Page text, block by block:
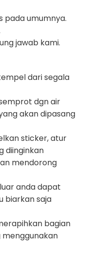
pada umumnya.
jawab kami.
dari segala
dgn air
akan dipasang
sticker, atur
diinginkan
mendorong
anda dapat
biarkan saja
bagian